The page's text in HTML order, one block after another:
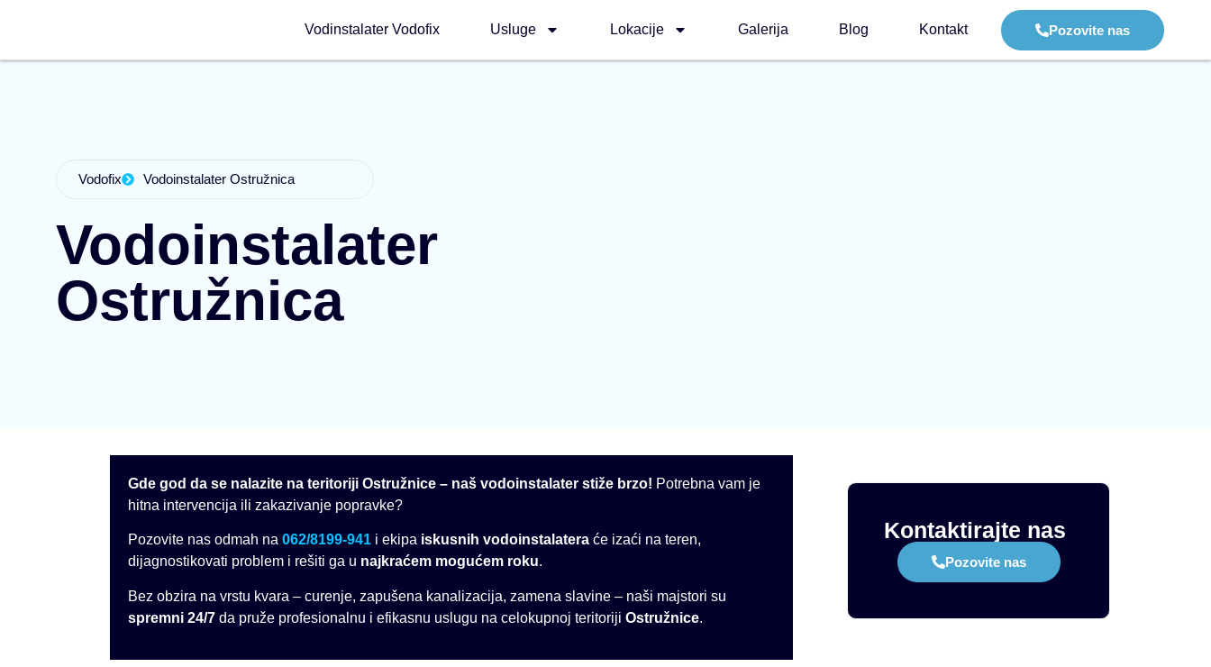
Vodinstalater Vodofix Usluge Lokacije Galerija Blog Kontakt Pozovite nas
Vodofix Vodoinstalater Ostružnica
Vodoinstalater
Ostružnica
Gde god da se nalazite na teritoriji Ostružnice – naš vodoinstalater stiže brzo! Potrebna vam je
hitna intervencija ili zakazivanje popravke?
Pozovite nas odmah na 062/8199-941 i ekipa iskusnih vodoinstalatera će izaći na teren,
dijagnostikovati problem i rešiti ga u najkraćem mogućem roku.
Bez obzira na vrstu kvara – curenje, zapušena kanalizacija, zamena slavine – naši majstori su
spremni 24/7 da pruže profesionalnu i efikasnu uslugu na celokupnoj teritoriji Ostružnice.
Kontaktirajte nas
Pozovite nas